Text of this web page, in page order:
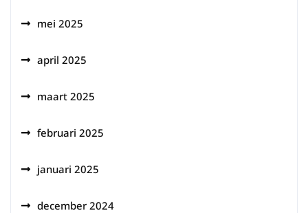
mei 2025
april 2025
maart 2025
februari 2025
januari 2025
december 2024